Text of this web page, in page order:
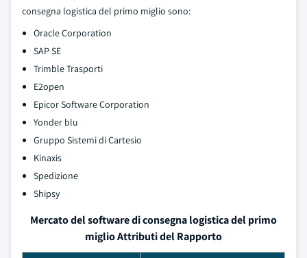
consegna logistica del primo miglio sono:
Oracle Corporation
SAP SE
Trimble Trasporti
E2open
Epicor Software Corporation
Yonder blu
Gruppo Sistemi di Cartesio
Kinaxis
Spedizione
Shipsy
Mercato del software di consegna logistica del primo
miglio Attributi del Rapporto